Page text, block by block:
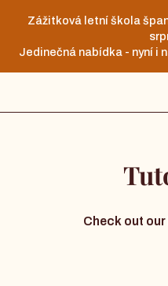
Zážitková letní škola
Jedinečná nabídka - nyní i
Check out